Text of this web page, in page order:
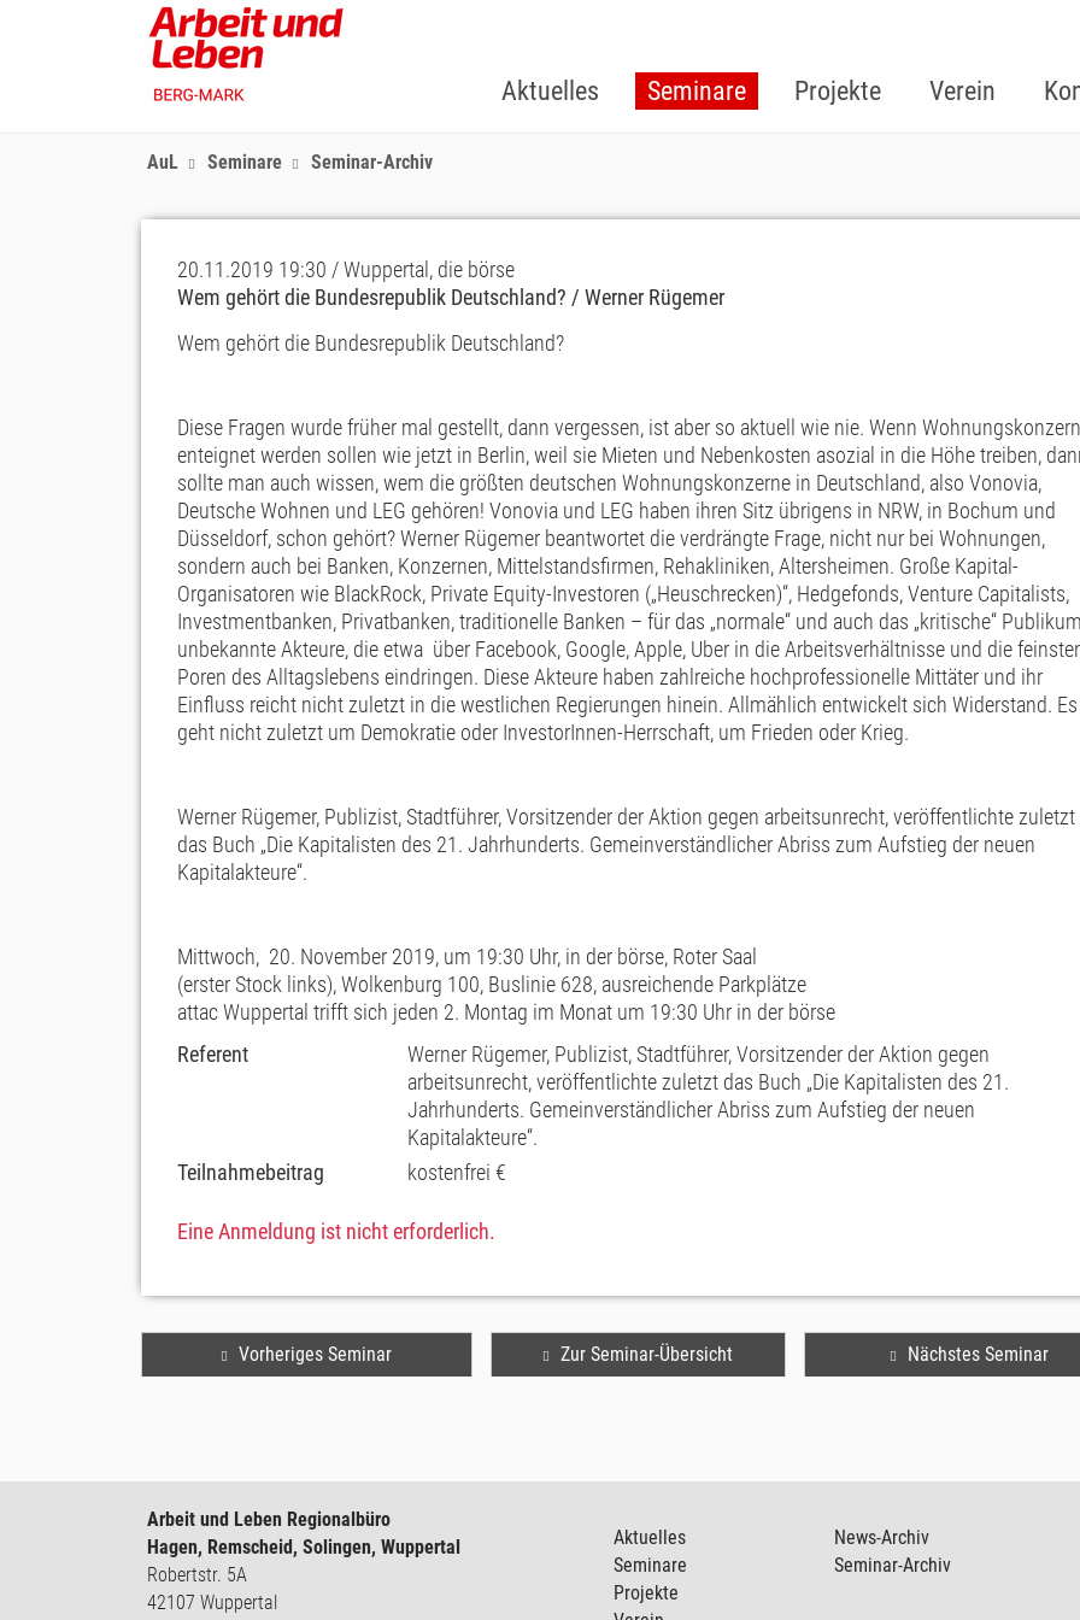
Aktuelles Seminare Projekte Verein
AuL Seminare Seminar-Archiv
20.11.2019 19:30 / Wuppertal, die börse
Wem gehört die Bundesrepublik Deutschland? / Werner Rügemer
Wem gehört die Bundesrepublik Deutschland?
Diese Fragen wurde früher mal gestellt, dann vergessen, ist aber so aktuell wie nie. Wenn
enteignet werden sollen wie jetzt in Berlin, weil sie Mieten und Nebenkosten asozial in die Höhe treiben,
sollte man auch wissen, wem die größten deutschen Wohnungskonzerne in Deutschland, also Vonovia,
Deutsche Wohnen und LEG gehören! Vonovia und LEG haben ihren Sitz übrigens in NRW, in Bochum und
Düsseldorf, schon gehört? Werner Rügemer beantwortet die verdrängte Frage, nicht nur bei Wohnungen,
sondern auch bei Banken, Konzernen, Mittelstandsfirmen, Rehakliniken, Altersheimen. Große Kapital-
Organisatoren wie BlackRock, Private Equity-Investoren („Heuschrecken)“, Hedgefonds, Venture Capitalists,
Investmentbanken, Privatbanken, traditionelle Banken – für das „normale“ und auch das „kritische“
unbekannte Akteure, die etwa über Facebook, Google, Apple, Uber in die Arbeitsverhältnisse und die
Poren des Alltagslebens eindringen. Diese Akteure haben zahlreiche hochprofessionelle Mittäter und ihr
Einfluss reicht nicht zuletzt in die westlichen Regierungen hinein. Allmählich entwickelt sich Widerstand. Es
geht nicht zuletzt um Demokratie oder InvestorInnen-Herrschaft, um Frieden oder Krieg.
Werner Rügemer, Publizist, Stadtführer, Vorsitzender der Aktion gegen arbeitsunrecht, veröffentlichte zuletzt
das Buch „Die Kapitalisten des 21. Jahrhunderts. Gemeinverständlicher Abriss zum Aufstieg der neuen
Kapitalakteure“.
Mittwoch, 20. November 2019, um 19:30 Uhr, in der börse, Roter Saal
(erster Stock links), Wolkenburg 100, Buslinie 628, ausreichende Parkplätze
attac Wuppertal trifft sich jeden 2. Montag im Monat um 19:30 Uhr in der börse
Referent
Werner Rügemer, Publizist, Stadtführer, Vorsitzender der Aktion gegen
arbeitsunrecht, veröffentlichte zuletzt das Buch „Die Kapitalisten des 21.
Jahrhunderts. Gemeinverständlicher Abriss zum Aufstieg der neuen
Kapitalakteure“.
Teilnahmebeitrag
kostenfrei €
Eine Anmeldung ist nicht erforderlich.
Vorheriges Seminar Zur Seminar-Übersicht Nächstes Seminar
Arbeit und Leben Regionalbüro
Hagen, Remscheid, Solingen, Wuppertal
Robertstr. 5A
42107 Wuppertal
Aktuelles
Seminare
Projekte
News-Archiv
Seminar-Archiv